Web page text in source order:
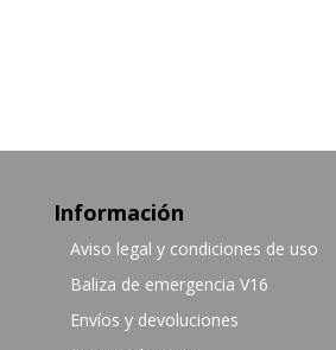
Información
Aviso legal y condiciones de uso
Baliza de emergencia V16
Envíos y devoluciones